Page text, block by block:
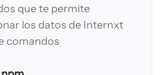
que te permite
los datos de Internxt
comandos